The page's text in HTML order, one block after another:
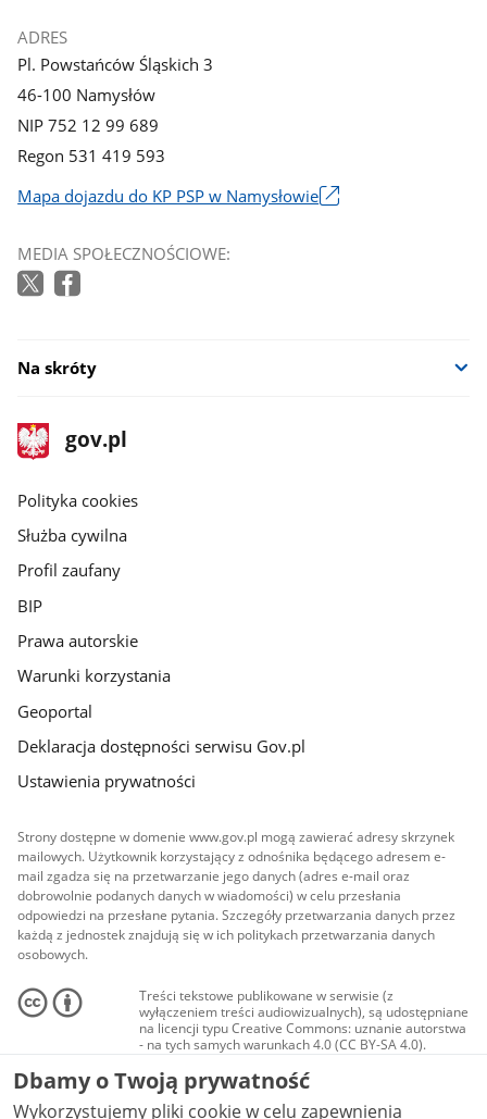
ADRES
Pl. Powstańców Śląskich 3
46-100 Namysłów
NIP 752 12 99 689
Regon 531 419 593
Mapa dojazdu do KP PSP w Namysłowie
się
w
MEDIA SPOŁECZNOŚCIOWE:
Na skróty
stopka
gov.pl
Strona
gov.pl
gov.pl
Polityka cookies
Służba cywilna
Profil zaufany
BIP
Prawa autorskie
Warunki korzystania
Geoportal
Deklaracja dostępności serwisu Gov.pl
Ustawienia prywatności
Strony dostępne w domenie www.gov.pl mogą zawierać adresy skrzynek
mailowych. Użytkownik korzystający z odnośnika będącego adresem e-
mail zgadza się na przetwarzanie jego danych (adres e-mail oraz
dobrowolnie podanych danych w wiadomości) w celu przesłania
odpowiedzi na przesłane pytania. Szczegóły przetwarzania danych przez
każdą z jednostek znajdują się w ich politykach przetwarzania danych
osobowych.
Treści tekstowe publikowane w serwisie (z
wyłączeniem treści audiowizualnych), są udostępniane
na licencji typu Creative Commons: uznanie autorstwa
- na tych samych warunkach 4.0 (CC BY-SA 4.0).
Materiały audiowizualne, w tym zdjęcia, materiały
audio i wideo, są udostępniane na licencji typu
Creative Commons: uznanie autorstwa użycie
niekomercyjne - bez utworów zależnych 4.0 (CC BY-
Dbamy o Twoją prywatność
Wykorzystujemy pliki cookie w celu zapewnienia